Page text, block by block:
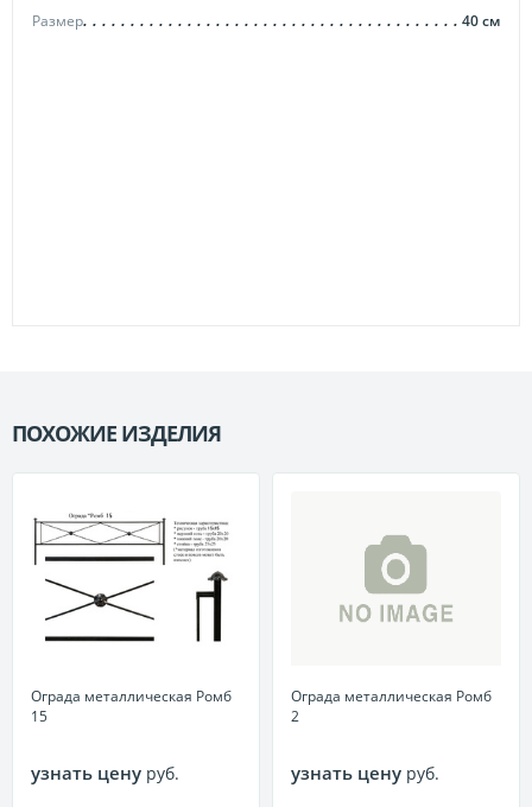
Размер 40см
ПОХОЖИЕ ИЗДЕЛИЯ
Ограда металлическая Ромб
15
узнать цену руб.
Ограда металлическая Ромб
2
узнать цену руб.